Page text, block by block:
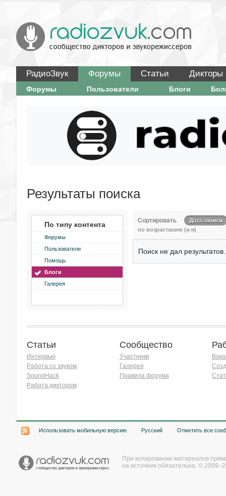
РадиоЗвук Форумы Статьи Дикторы
Форумы Пользователи Блоги
Результаты поиска
По типу контента
Форумы
Пользователи
Помощь
Блоги
Галерея
Сортировать
Дата записи
по возрастанию (а-я)
Поиск не дал результатов.
Статьи
Интервью
Работа со звуком
SoundHack
Работа диктором
Сообщество
Участники
Галерея
Правила форума
Использовать мобильную версию Русский Отметить все
При копировании материалов
на источник обязательна. ©